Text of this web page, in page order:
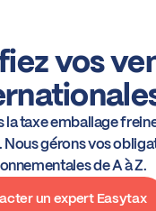
vos
la taxe emballage
Nous gérons vos
de A à Z.
un expert Easytax